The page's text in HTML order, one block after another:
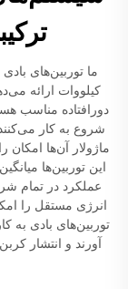
کیلووات ارائه
ماژولار آن‌ها
عملکرد در تمام
انرژی مستقل را
توربین‌های بادی به
آورند و انتشار